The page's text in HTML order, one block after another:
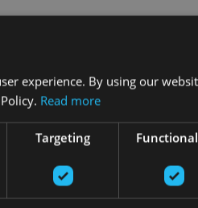
experience. By using our
Read more
Targeting